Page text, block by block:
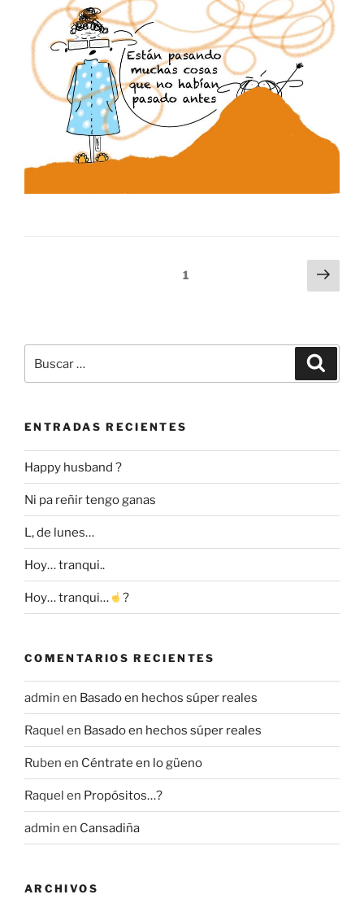
Página1
por:
ENTRADAS RECIENTES
Happy husband ?
Ni pa reñir tengo ganas
L, de lunes…
Hoy… tranqui..
Hoy… tranqui… ?
COMENTARIOS RECIENTES
admin en Basado en hechos súper reales
Raquel en Basado en hechos súper reales
Ruben en Céntrate en lo güeno
Raquel en Propósitos…?
admin en Cansadiña
ARCHIVOS